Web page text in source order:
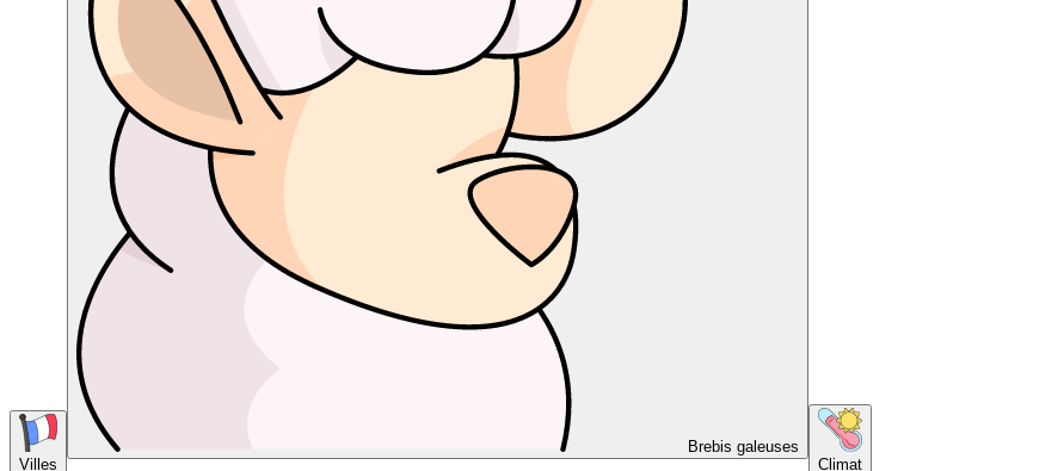
Villes
Brebis galeuses
Climat